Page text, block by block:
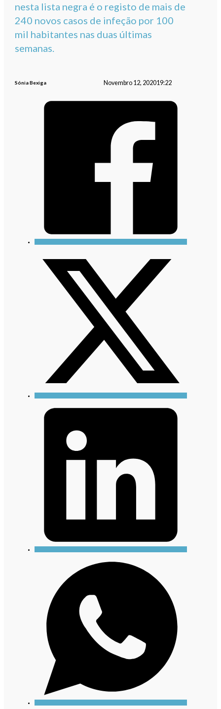
nesta lista negra é o registo de mais de
240 novos casos de infeção por 100
mil habitantes nas duas últimas
semanas.
Sónia Bexiga Novembro 12, 202019:22